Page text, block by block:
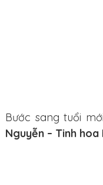
Bước sang tuổi
Nguyễn – Tinh hoa